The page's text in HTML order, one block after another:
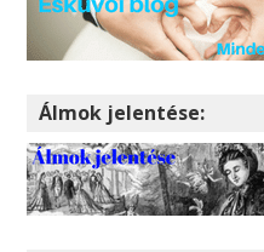
Álmok jelentése: